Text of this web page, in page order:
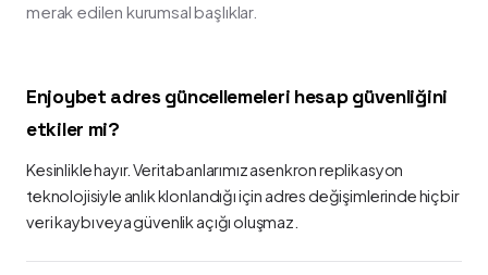
merak edilen kurumsal başlıklar.
Enjoybet adres güncellemeleri hesap güvenliğini
etkiler mi?
Kesinlikle hayır. Veritabanlarımız asenkron replikasyon
teknolojisiyle anlık klonlandığı için adres değişimlerinde hiçbir
veri kaybı veya güvenlik açığı oluşmaz.